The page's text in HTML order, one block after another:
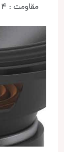
مقاومت : 4 اهم